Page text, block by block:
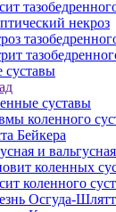
некроз
суставы
суставы
коленного
Бейкера
и
коленных
коленного
Осгуда-